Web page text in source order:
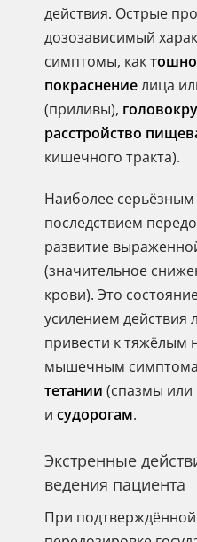
действия. Острые
дозозависимый
симптомы, как
покраснениелица
(приливы),
расстройство
кишечного тракта).
Наиболее
последствием
развитие
(значительное
крови). Это
усилением действия
привести к тяжёлым
мышечным
тетании (спазмы
и судорогам.
Экстренные
ведения пациента
При